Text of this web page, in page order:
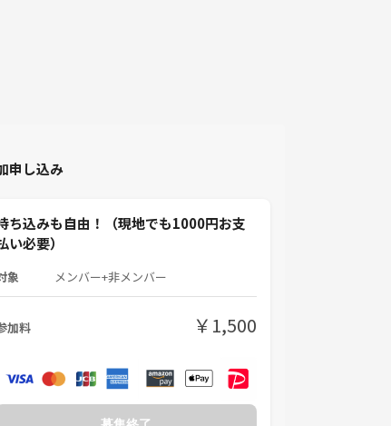
申し込み
ち込みも自由！（現地でも1000円お支
い必要）
象 メンバー+非メンバー
加料 ￥1,500